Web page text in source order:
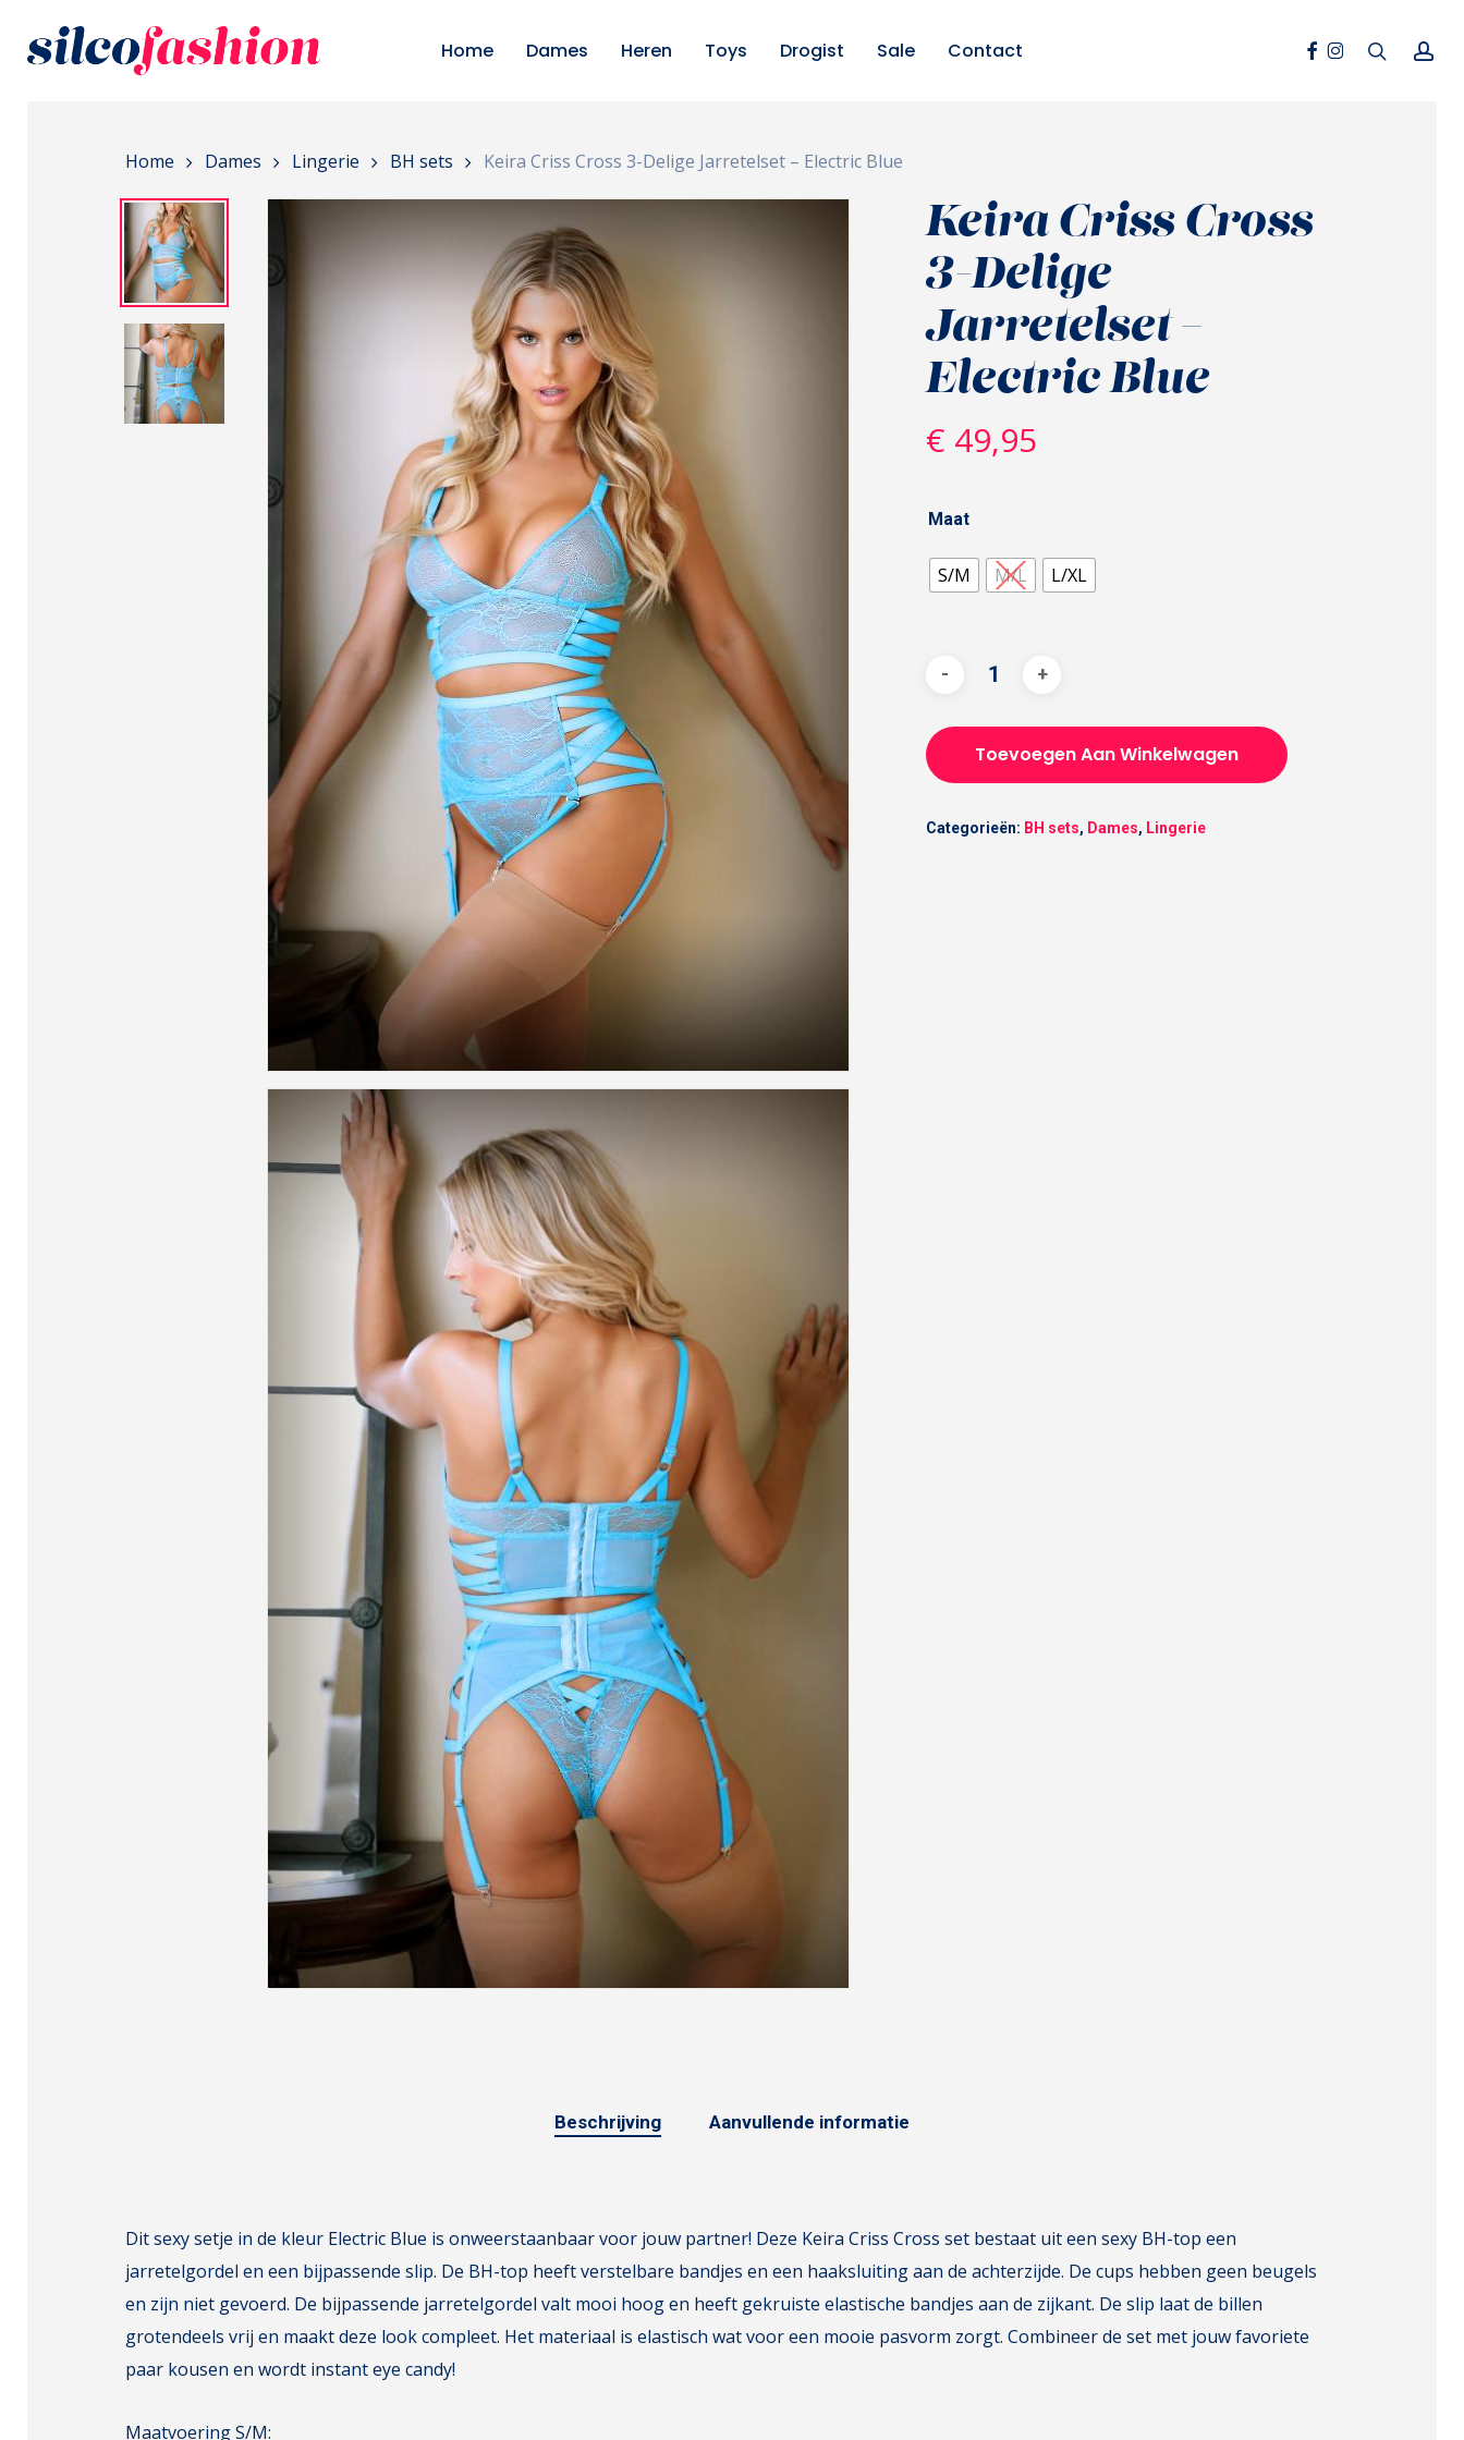
Home Dames Heren Toys Drogist Sale Contact Facebook
Instagramsearch
Home Dames Lingerie BH sets Keira Criss Cross 3-Delige Jarretelset – Electric Blue
Keira Criss Cross
3-Delige
Jarretelset –
Electric Blue
€ 49,95
Maat
S/M M/L L/XL
Toevoegen Aan Winkelwagen
Categorieën: BH sets, Dames, Lingerie
Beschrijving Aanvullende informatie
Dit sexy setje in de kleur Electric Blue is onweerstaanbaar voor jouw partner! Deze Keira Criss Cross set bestaat uit een sexy BH-top een
jarretelgordel en een bijpassende slip. De BH-top heeft verstelbare bandjes en een haaksluiting aan de achterzijde. De cups hebben geen beugels
en zijn niet gevoerd. De bijpassende jarretelgordel valt mooi hoog en heeft gekruiste elastische bandjes aan de zijkant. De slip laat de billen
grotendeels vrij en maakt deze look compleet. Het materiaal is elastisch wat voor een mooie pasvorm zorgt. Combineer de set met jouw favoriete
paar kousen en wordt instant eye candy!
Maatvoering S/M: